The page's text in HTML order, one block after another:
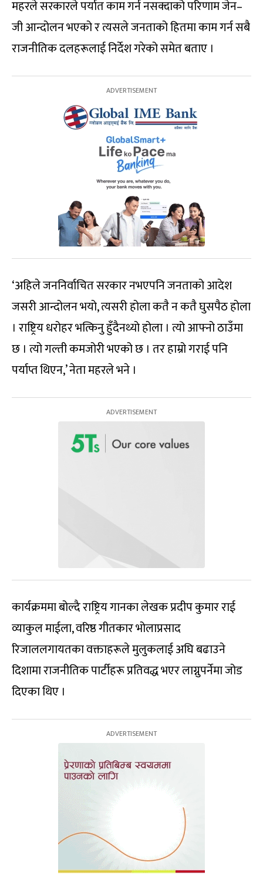
महरले सरकारले पर्यात काम गर्न नसक्दाको परिणाम जेन–
जी आन्दोलन भएको र त्यसले जनताको हितमा काम गर्न सबै
राजनीतिक दलहरूलाई निर्देश गरेको समेत बताए ।
‘अहिले जननिर्वाचित सरकार नभएपनि जनताको आदेश
जसरी आन्दोलन भयो, त्यसरी होला कतै न कतै घुसपैठ होला
। राष्ट्रिय धरोहर भत्किनु हुँदैनथ्यो होला । त्यो आफ्नो ठाउँमा
छ । त्यो गल्ती कमजोरी भएको छ । तर हाम्रो गराई पनि
पर्याप्त थिएन,’ नेता महरले भने ।
कार्यक्रममा बोल्दै राष्ट्रिय गानका लेखक प्रदीप कुमार राई
व्याकुल माईला, वरिष्ठ गीतकार भोलाप्रसाद
रिजाललगायतका वक्ताहरूले मुलुकलाई अघि बढाउने
दिशामा राजनीतिक पार्टीहरू प्रतिवद्ध भएर लाग्नुपर्नेमा जोड
दिएका थिए ।